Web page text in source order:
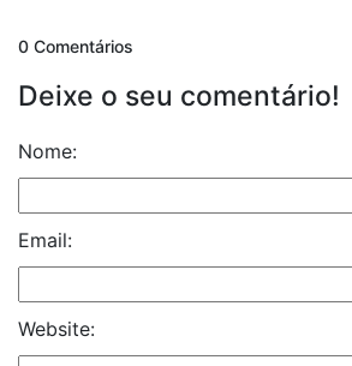
0 Comentários
Deixe o seu comentário!
Nome:
Email:
Website: